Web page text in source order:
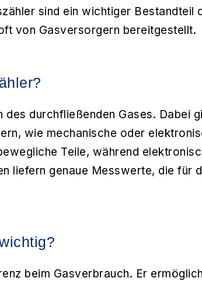
sind ein wichtiger Bestandteil
von Gasversorgern bereitgestellt.
des durchfließenden Gases. Dabei
wie mechanische oder
Teile, während
liefern genaue Messwerte, die für
beim Gasverbrauch. Er